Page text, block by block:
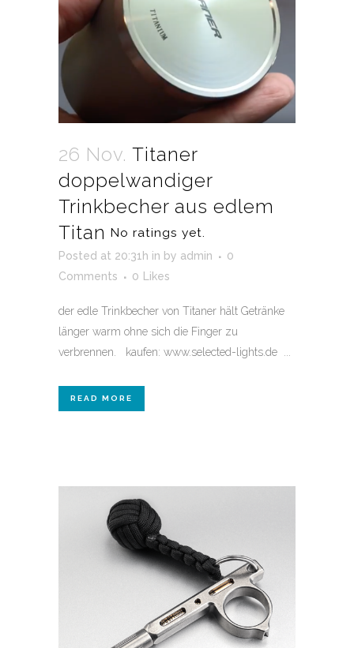
26 Nov. Titaner
doppelwandiger
Trinkbecher aus edlem
Titan No ratings yet.
Posted at 20:31h in by admin
0
Comments
0 Likes
der edle Trinkbecher von Titaner hält Getränke
länger warm ohne sich die Finger zu
verbrennen. kaufen: www.selected-lights.de ...
READ MORE